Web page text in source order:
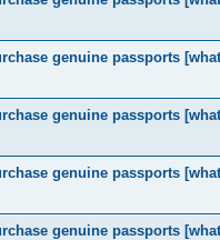
genuine passports
genuine passports
genuine passports
genuine passports